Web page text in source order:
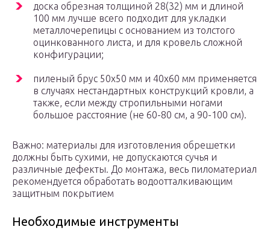
доска обрезная толщиной 28(32) мм и длиной
100 мм лучше всего подходит для укладки
металлочерепицы с основанием из толстого
оцинкованного листа, и для кровель сложной
конфигурации;
пиленый брус 50х50 мм и 40х60 мм применяется
в случаях нестандартных конструкций кровли, а
также, если между стропильными ногами
большое расстояние (не 60-80 см, а 90-100 см).
Важно: материалы для изготовления обрешетки
должны быть сухими, не допускаются сучья и
различные дефекты. До монтажа, весь пиломатериал
рекомендуется обработать водоотталкивающим
защитным покрытием
Необходимые инструменты